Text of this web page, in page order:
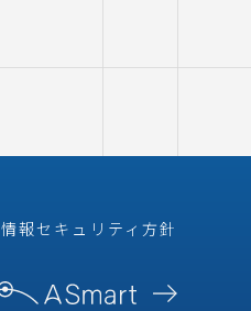
情報セキュリティ方針